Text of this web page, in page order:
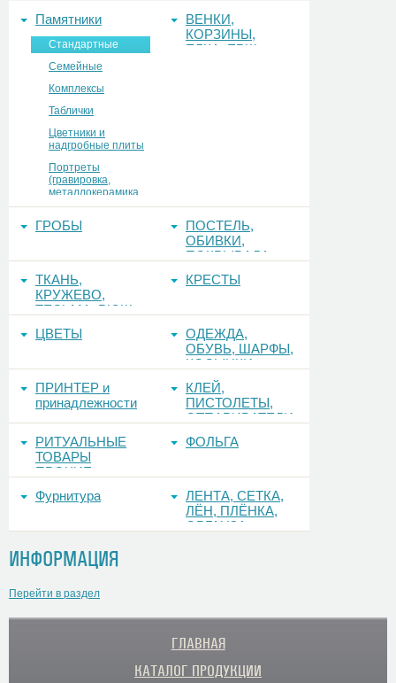
Памятники
Стандартные
Семейные
Комплексы
Таблички
Цветники и
надгробные плиты
Портреты
(гравировка,
металлокерамика,
керамогранит,
ВЕНКИ,
КОРЗИНЫ,
ЕЛКА, ЕРШ,
ГРОБЫ
ПОСТЕЛЬ,
ОБИВКИ,
ПОКРЫВАЛА
ТКАНЬ,
КРУЖЕВО,
ТЕСЬМА, РЮШ
КРЕСТЫ
ЦВЕТЫ
ОДЕЖДА,
ОБУВЬ, ШАРФЫ,
КОСЫНКИ
ПРИНТЕР и
принадлежности
КЛЕЙ,
ПИСТОЛЕТЫ,
ОТПАРИВАТЕЛИ
РИТУАЛЬНЫЕ
ТОВАРЫ
ПРОЧИЕ
ФОЛЬГА
Фурнитура
ЛЕНТА, СЕТКА,
ЛЁН, ПЛЁНКА,
ОРГАНЗА
ИНФОРМАЦИЯ
Перейти в раздел
ГЛАВНАЯ
КАТАЛОГ ПРОДУКЦИИ